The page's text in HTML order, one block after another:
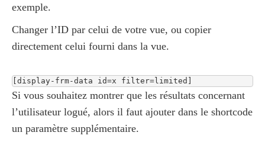
exemple.
Changer l’ID par celui de votre vue, ou copier
directement celui fourni dans la vue.
[display-frm-data id=x filter=limited]
Si vous souhaitez montrer que les résultats concernant
l’utilisateur logué, alors il faut ajouter dans le shortcode
un paramètre supplémentaire.